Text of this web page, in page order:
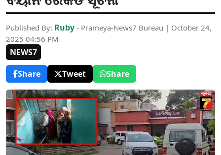
Published By: Ruby - Prameya-News7 Bureau | October 24,
2025 04:56 PM
NEWS7
Share
Tweet Share